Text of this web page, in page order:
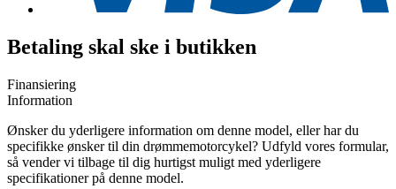
Betaling skal ske i butikken
Finansiering
Information
Ønsker du yderligere information om denne model, eller har du
specifikke ønsker til din drømmemotorcykel? Udfyld vores formular,
så vender vi tilbage til dig hurtigst muligt med yderligere
specifikationer på denne model.